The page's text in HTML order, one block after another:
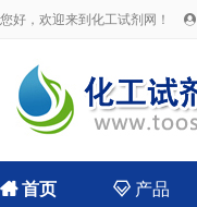
您好，欢迎来到化工试剂网！ 
首页  产品